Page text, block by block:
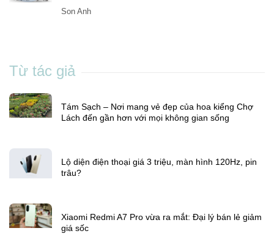
Son Anh
Son Anh
Từ tác giả
Tám Sạch – Nơi mang vẻ đẹp của hoa kiểng Chợ
Lách đến gần hơn với mọi không gian sống
Lộ diện điện thoại giá 3 triệu, màn hình 120Hz, pin
trâu?